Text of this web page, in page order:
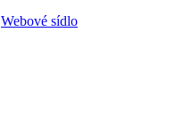
Webové sídlo